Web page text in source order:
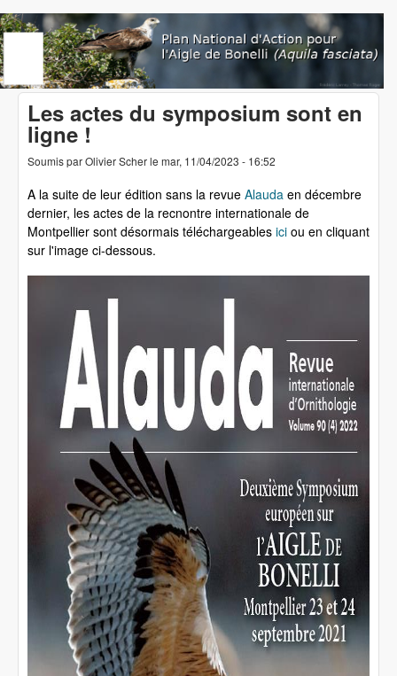
Aller au contenu principal
www.aigledebonelli.org
Les actes du symposium sont en
ligne !
Soumis parOlivier Scherle mar, 11/04/2023 - 16:52
A la suite de leur édition sans la revue Alauda en décembre
dernier, les actes de la recnontre internationale de
Montpellier sont désormais téléchargeables ici ou en cliquant
sur l'image ci-dessous.